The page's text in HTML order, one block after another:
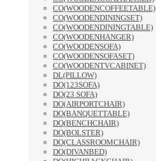
CO(WOODENCOFFEETABLE)
CO(WOODENDININGSET)
CO(WOODENDININGTABLE)
CO(WOODENHANGER)
CO(WOODENSOFA)
CO(WOODENSOFASET)
CO(WOODENTVCABINET)
DL(PILLOW)
DO(123SOFA)
DO(23 SOFA)
DO(AIRPORTCHAIR)
DO(BANQUETTABLE)
DO(BENCHCHAIR)
DO(BOLSTER)
DO(CLASSROOMCHAIR)
DO(DIVANBED)